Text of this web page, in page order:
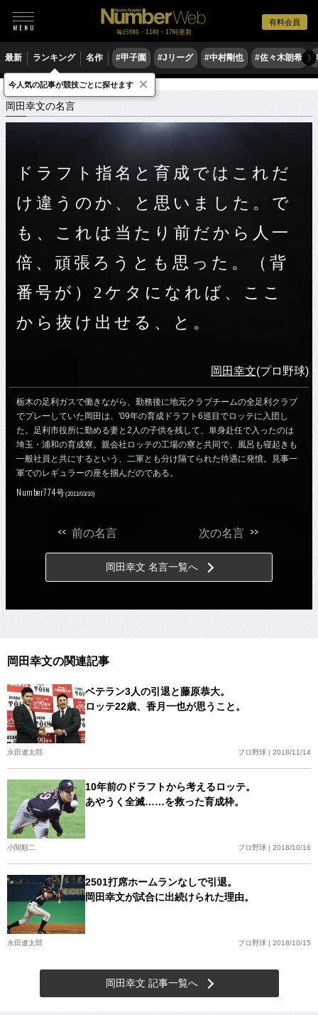
有料会員
毎日6時・11時・17時更新
最新 ランキング 名作 #甲子園 #Jリーグ #中村剛也 #佐々木朗希 〉
スポーツ名言集 オ 岡田幸文の名言
岡田幸文の名言
ドラフト指名と育成ではこれだ
け違うのか、と思いました。で
も、これは当たり前だから人一
倍、頑張ろうとも思った。（背
番号が）2ケタになれば、ここ
から抜け出せる、と。
岡田幸文(プロ野球)
栃木の足利ガスで働きながら、勤務後に地元クラブチームの全足利クラブ
でプレーしていた岡田は、'09年の育成ドラフト6巡目でロッテに入団し
た。足利市役所に勤める妻と2人の子供を残して、単身赴任で入ったのは
埼玉・浦和の育成寮。親会社ロッテの工場の寮と共同で、風呂も寝起きも
一般社員と共にするという、二軍とも分け隔てられた待遇に発憤。見事一
軍でのレギュラーの座を掴んだのである。
Number774号(2011/03/10)
<< 前の名言 次の名言>>
岡田幸文 名言一覧へ
岡田幸文の関連記事
ベテラン3人の引退と藤原恭大。
ロッテ22歳、香月一也が思うこと。
永田遼太郎 プロ野球 | 2018/11/14
10年前のドラフトから考えるロッテ。
あやうく全滅……を救った育成枠。
小関順二 プロ野球 | 2018/10/16
2501打席ホームランなしで引退。
岡田幸文が試合に出続けられた理由。
永田遼太郎 プロ野球 | 2018/10/15
岡田幸文 記事一覧へ
今人気の記事が競技ごとに探せます ×